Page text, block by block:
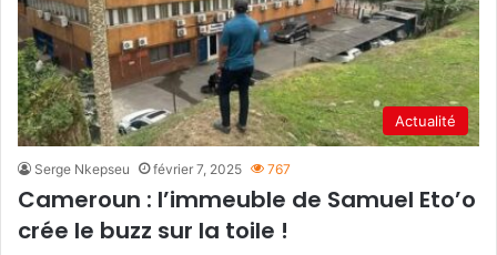
Actualité
Serge Nkepseu février 7, 2025 767
Cameroun : l’immeuble de Samuel Eto’o
crée le buzz sur la toile !